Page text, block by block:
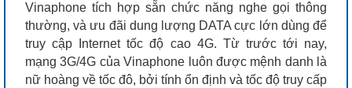
Vinaphone tích hợp sẵn chức năng nghe gọi thông
thường, và ưu đãi dung lượng DATA cực lớn dùng để
truy cập Internet tốc độ cao 4G. Từ trước tới nay,
mạng 3G/4G của Vinaphone luôn được mệnh danh là
nữ hoàng về tốc đô, bởi tính ổn định và tốc độ truy cấp